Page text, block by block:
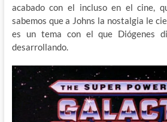
acabado con el incluso en el cine,
sabemos que a Johns la nostalgia le
es un tema con el que Diógenes
desarrollando.